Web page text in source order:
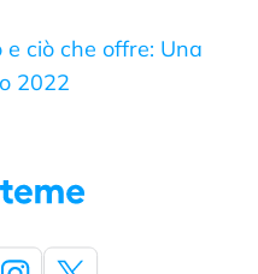
e ciò che offre: Una
2022